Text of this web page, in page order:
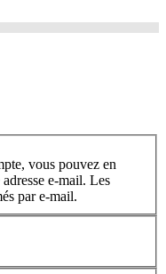
e-mail. Les
par e-mail.